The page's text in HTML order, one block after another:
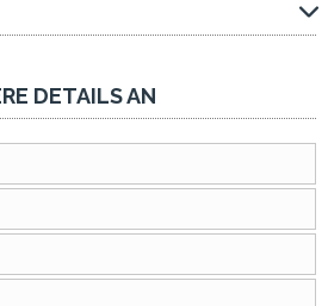
DETAILS AN